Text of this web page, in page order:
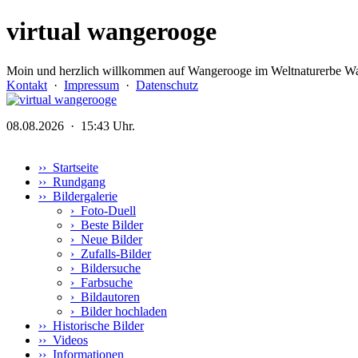
virtual wangerooge
Moin und herzlich willkommen auf Wangerooge im Weltnaturerbe
Kontakt · Impressum · Datenschutz
08.08.2026 · 15:43 Uhr.
›› Startseite
›› Rundgang
›› Bildergalerie
› Foto-Duell
› Beste Bilder
› Neue Bilder
› Zufalls-Bilder
› Bildersuche
› Farbsuche
› Bildautoren
› Bilder hochladen
›› Historische Bilder
›› Videos
›› Informationen